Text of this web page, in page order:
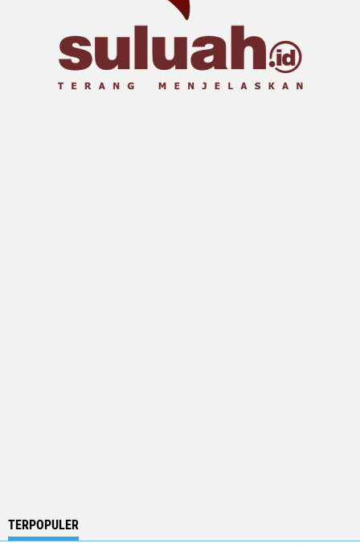
TERPOPULER